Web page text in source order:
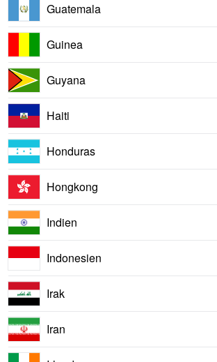
Guatemala
Guinea
Guyana
Haiti
Honduras
Hongkong
Indien
Indonesien
Irak
Iran